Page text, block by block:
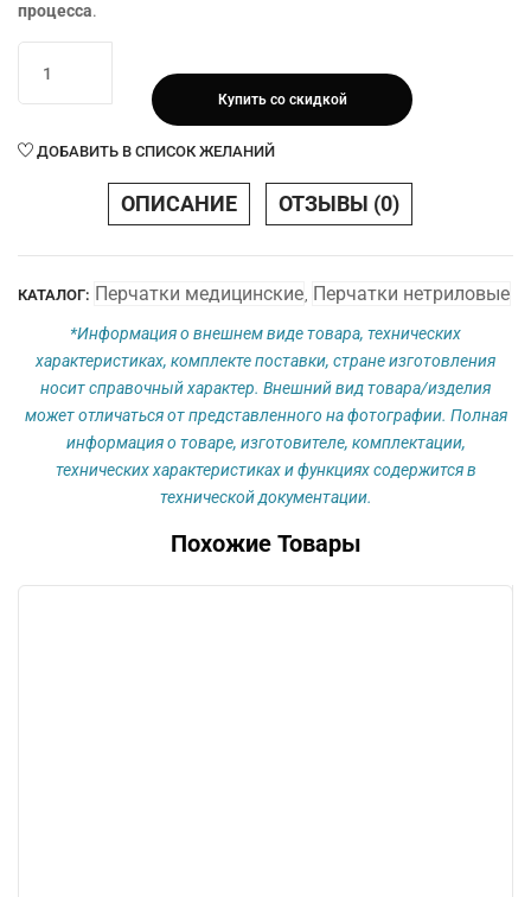
процесса.
товара
Перчатки
смотр
Купить со скидкой
ДОБАВИТЬ В СПИСОК ЖЕЛАНИЙ
ОПИСАНИЕ ОТЗЫВЫ (0)
КАТАЛОГ: Перчатки медицинские, Перчатки нетриловые
*Информация о внешнем виде товара, технических
характеристиках, комплекте поставки, стране изготовления
носит справочный характер. Внешний вид товара/изделия
может отличаться от представленного на фотографии. Полная
информация о товаре, изготовителе, комплектации,
технических характеристиках и функциях содержится в
технической документации.
Похожие Товары